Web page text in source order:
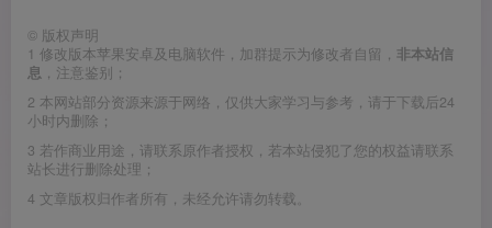
© 版权声明
1 修改版本苹果安卓及电脑软件，加群提示为修改者自留， 非本站信
息 ，注意鉴别；
2 本网站部分资源来源于网络，仅供大家学习与参考，请于下载后24
小时内删除；
3 若作商业用途，请联系原作者授权，若本站侵犯了您的权益请联系
站长进行删除处理；
4 文章版权归作者所有，未经允许请勿转载。